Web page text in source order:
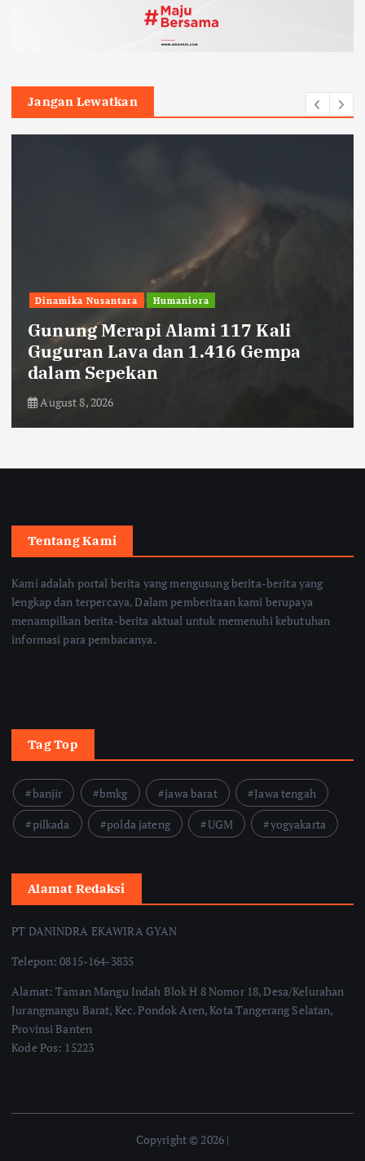
Jangan Lewatkan
Persib Datangkan Bek Tengah Asal
Kroasia, Danijel Loncar
August 8, 2026
Tentang Kami
Kami adalah portal berita yang mengusung berita-berita yang
lengkap dan terpercaya. Dalam pemberitaan kami berupaya
menampilkan berita-berita aktual untuk memenuhi kebutuhan
informasi para pembacanya.
Tag Top
banjir bmkg jawa barat
Jawa tengah
pilkada
polda jateng UGM yogyakarta
Alamat Redaksi
PT DANINDRA EKAWIRA GYAN
Telepon: 0815-164-3835
Alamat: Taman Mangu Indah Blok H 8 Nomor 18, Desa/Kelurahan
Jurangmangu Barat, Kec. Pondok Aren, Kota Tangerang Selatan,
Provinsi Banten
Kode Pos: 15223
Copyright © 2026 |